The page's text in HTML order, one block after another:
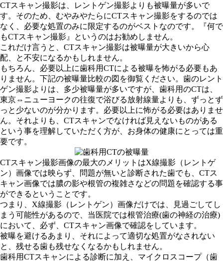
CTスキャン撮影は、レントゲン撮影よりも被曝量が多いで
す。そのため、むやみやたらにCTスキャン撮影をするのでは
なく、必要な処置のみに限定するのがベストなのです。『何で
もCTスキャン撮影』というのはお勧めしません。
これだけ言うと、CTスキャン撮影は被曝量が大きいから心
配、と不安になるかもしれません。
もちろん、必要以上に歯科用CTによる被曝を怖がる必要もあ
りません。下記の被曝量比較の図を御覧ください。歯のレント
ゲン撮影よりは、多少被曝量が多いですが、歯科用のCTは、
東京⇔ニューヨークの往復で浴びる放射線量よりも、ずっとず
っと少ないのが分かります。必要以上に怖がる必要はありませ
ん。それよりも、CTスキャンでなければ見えないものがある
という事を理解していただく方が、お身体の健康にとっては重
要です。
CTスキャン撮影画像の最大のメリットはX線撮影（レントゲ
ン）画像では映らず、問題が無いと診断された歯でも、CTス
キャン画像では膿の影や根管の複雑さなどの問題を確認する事
ができるということです。
つまり、X線撮影（レントゲン）画像だけでは、見過ごしてし
まう可能性があるので、当医院では根管治療(歯の神経の治療)
において、必ず、CTスキャン画像で確認をしています。
被曝を避けるあまり、それによって適切な処置がなされない
と、残せる歯も残せなくなるかもしれません。
歯科用CTスキャンによる診断に加え、マイクロスコープ（歯